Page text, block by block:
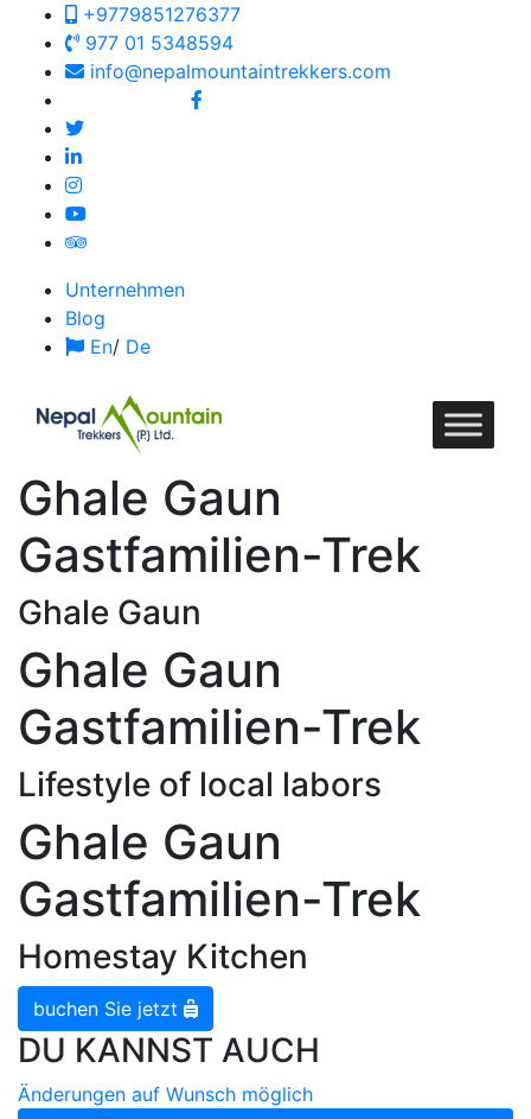
+9779851276377
977 01 5348594
info@nepalmountaintrekkers.com
Unternehmen
Blog
En/ De
Ghale Gaun
Gastfamilien-Trek
Ghale Gaun
Ghale Gaun
Gastfamilien-Trek
Lifestyle of local labors
Ghale Gaun
Gastfamilien-Trek
Homestay Kitchen
buchen Sie jetzt
DU KANNST AUCH
Änderungen auf Wunsch möglich